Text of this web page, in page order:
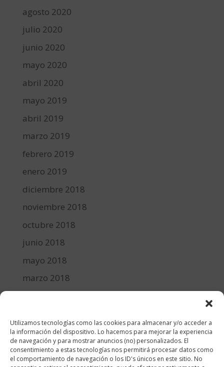
Utilizamos tecnologías como las cookies para almacenar y/o acceder a
la información del dispositivo. Lo hacemos para mejorar la experiencia
de navegación y para mostrar anuncios (no) personalizados. El
consentimiento a estas tecnologías nos permitirá procesar datos como
el comportamiento de navegación o los ID's únicos en este sitio. No
agosto 2020
julio 2020
junio 2020
mayo 2020
abril 2020
mayo 2019
abril 2019
marzo 2019
febrero 2019
enero 2019
diciembre 2018
noviembre 2018
octubre 2018
junio 2018
mayo 2018
marzo 2018
diciembre 2017
Categorías